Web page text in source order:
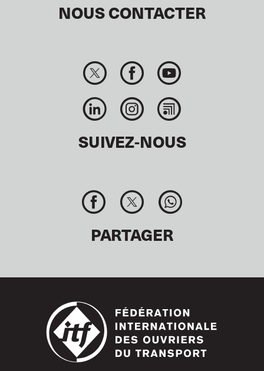
NOUS CONTACTER
SUIVEZ-NOUS
PARTAGER